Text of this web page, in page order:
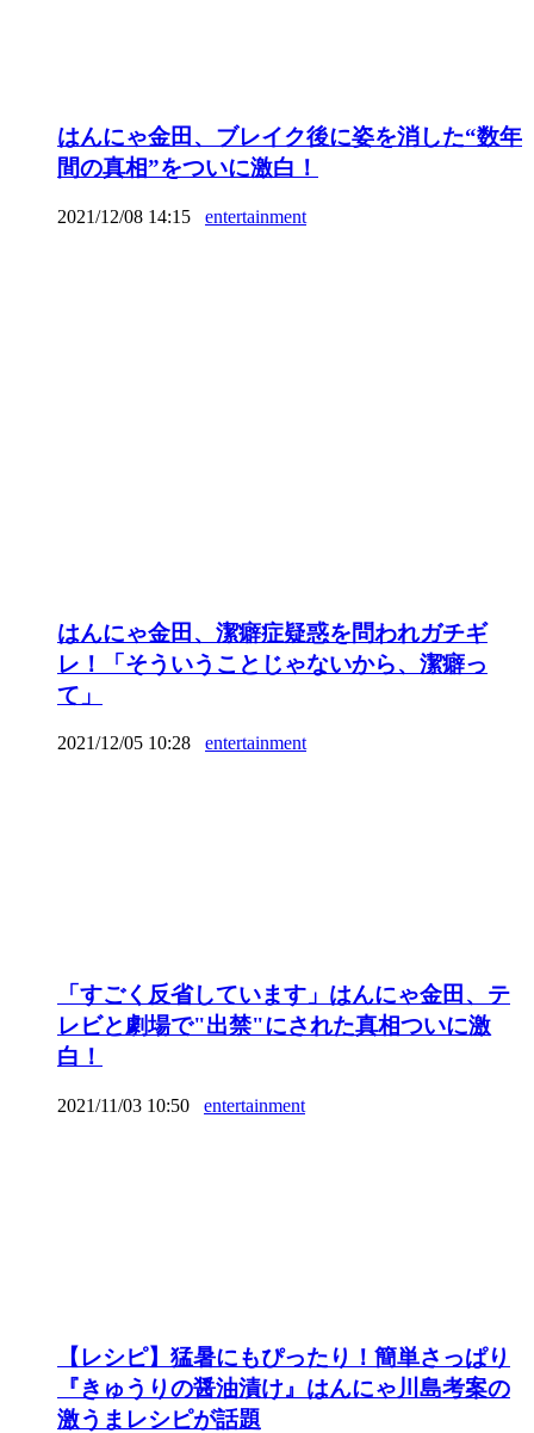
はんにゃ金田、ブレイク後に姿を消した“数年
間の真相”をついに激白！
2021/12/08 14:15 entertainment
はんにゃ金田、潔癖症疑惑を問われガチギ
レ！「そういうことじゃないから、潔癖っ
て」
2021/12/05 10:28 entertainment
「すごく反省しています」はんにゃ金田、テ
レビと劇場で"出禁"にされた真相ついに激
白！
2021/11/03 10:50 entertainment
【レシピ】猛暑にもぴったり！簡単さっぱり
『きゅうりの醤油漬け』はんにゃ川島考案の
激うまレシピが話題